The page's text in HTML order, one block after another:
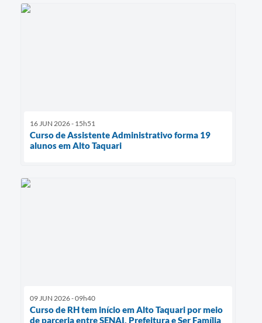
16 JUN 2026 - 15h51
Curso de Assistente Administrativo forma 19
alunos em Alto Taquari
09 JUN 2026 - 09h40
Curso de RH tem início em Alto Taquari por meio
de parceria entre SENAI, Prefeitura e Ser Família